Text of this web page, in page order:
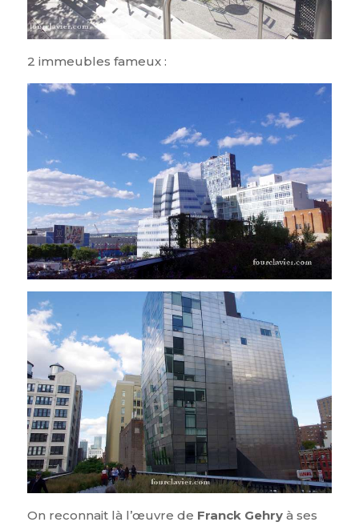
2 immeubles fameux :
On reconnait là l’œuvre de Franck Gehryà ses